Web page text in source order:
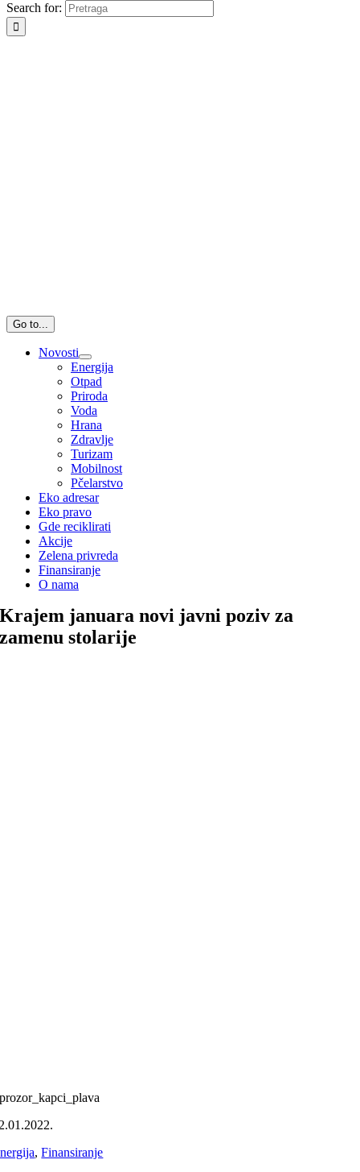
Search for:
Go to...
Novosti
Energija
Otpad
Priroda
Voda
Hrana
Zdravlje
Turizam
Mobilnost
Pčelarstvo
Eko adresar
Eko pravo
Gde reciklirati
Akcije
Zelena privreda
Finansiranje
O nama
Krajem januara novi javni poziv za
zamenu stolarije
prozor_kapci_plava
,Finansiranje